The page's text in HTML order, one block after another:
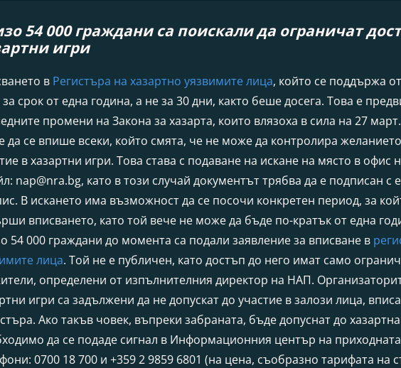
54 000 граждани са поискали да ограничат
игри
в Регистъра на хазартно уязвимите лица, който се поддържа
срок от една година, а не за 30 дни, както беше досега. Това е
промени на Закона за хазарта, които влязоха в сила на 27
да се впише всеки, който смята, че не може да контролира
в хазартни игри. Това става с подаване на искане на място в офис
nap@nra.bg, като в този случай документът трябва да е подписан с
В искането има възможност да се посочи конкретен период, за
вписването, като той вече не може да бъде по-кратък от една
54 000 граждани до момента са подали заявление за вписване в
лица. Той не е публичен, като достъп до него имат само
определени от изпълнителния директор на НАП.
игри са задължени да не допускат до участие в залози лица,
Ако такъв човек, въпреки забраната, бъде допуснат до
да се подаде сигнал в Информационния център на
0700 18 700 и +359 2 9859 6801 (на цена, съобразно тарифата на